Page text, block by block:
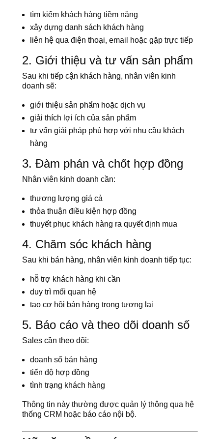
tìm kiếm khách hàng tiềm năng
xây dựng danh sách khách hàng
liên hệ qua điện thoại, email hoặc gặp trực tiếp
2. Giới thiệu và tư vấn sản phẩm
Sau khi tiếp cận khách hàng, nhân viên kinh
doanh sẽ:
giới thiệu sản phẩm hoặc dịch vụ
giải thích lợi ích của sản phẩm
tư vấn giải pháp phù hợp với nhu cầu khách
hàng
3. Đàm phán và chốt hợp đồng
Nhân viên kinh doanh cần:
thương lượng giá cả
thỏa thuận điều kiện hợp đồng
thuyết phục khách hàng ra quyết định mua
4. Chăm sóc khách hàng
Sau khi bán hàng, nhân viên kinh doanh tiếp tục:
hỗ trợ khách hàng khi cần
duy trì mối quan hệ
tạo cơ hội bán hàng trong tương lai
5. Báo cáo và theo dõi doanh số
Sales cần theo dõi:
doanh số bán hàng
tiến độ hợp đồng
tình trạng khách hàng
Thông tin này thường được quản lý thông qua hệ
thống CRM hoặc báo cáo nội bộ.